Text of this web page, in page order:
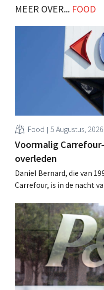
MEER OVER... FOOD
Food 5 Augustus, 2026
Voormalig
overleden
Daniel Bernard, die van
Carrefour, is in de nacht
retailer, realiseerde de
toenmalig Belgisch